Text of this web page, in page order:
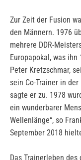
Zur Zeit der Fusion
den Männern. 1976
mehrere DDR-
Europapokal, was
Peter Kretzschmar,
sein Co-Trainer in
sagte er zu. 1978
ein wunderbarer
Wellenlänge“, so
September 2018
Das Trainerleben